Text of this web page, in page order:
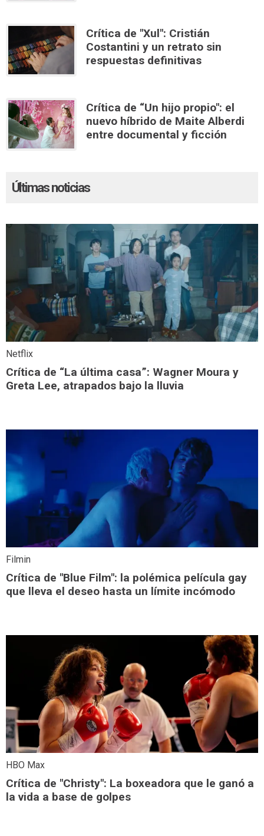
Crítica de "Xul": Cristián
Costantini y un retrato sin
respuestas definitivas
Crítica de “Un hijo propio": el
nuevo híbrido de Maite Alberdi
entre documental y ficción
Últimas noticias
Netflix
Crítica de “La última casa”: Wagner Moura y
Greta Lee, atrapados bajo la lluvia
Filmin
Crítica de "Blue Film": la polémica película gay
que lleva el deseo hasta un límite incómodo
HBO Max
Crítica de "Christy": La boxeadora que le ganó a
la vida a base de golpes